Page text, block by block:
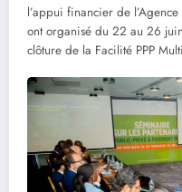
l’appui financier de
ont organisé du 22 au 26
clôture de la Facilité PPP